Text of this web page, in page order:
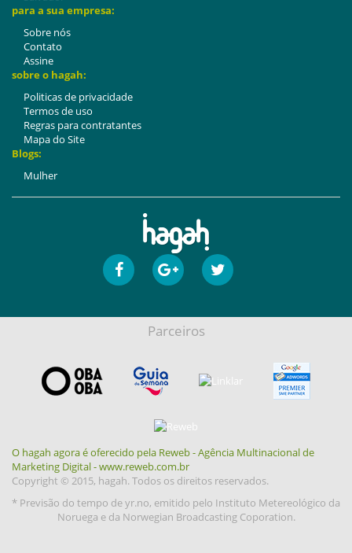
para a sua empresa:
Sobre nós
Contato
Assine
sobre o hagah:
Politicas de privacidade
Termos de uso
Regras para contratantes
Mapa do Site
Blogs:
Mulher
Parceiros
O hagah agora é oferecido pela Reweb - Agência Multinacional de
Marketing Digital - www.reweb.com.br
Copyright © 2015, hagah. Todos os direitos reservados.
* Previsão do tempo de yr.no, emitido pelo Instituto Metereológico da
Noruega e da Norwegian Broadcasting Coporation.